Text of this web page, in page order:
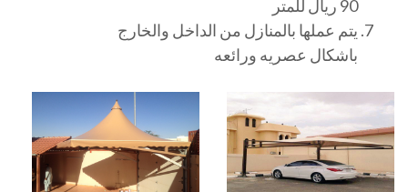
90 ريال للمتر
يتم عملها بالمنازل من الداخل والخارج
باشكال عصريه ورائعه